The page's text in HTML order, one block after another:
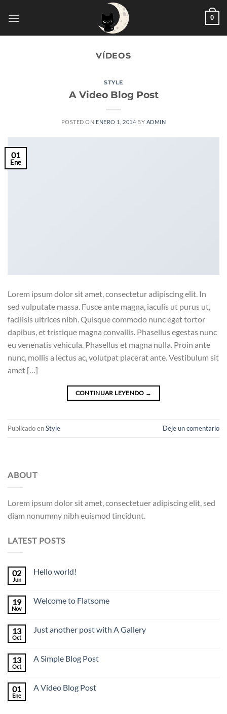
0
VÍDEOS
STYLE
A Video Blog Post
POSTED ON ENERO 1, 2014 BY ADMIN
01
Ene
Lorem ipsum dolor sit amet, consectetur adipiscing elit. In
sed vulputate massa. Fusce ante magna, iaculis ut purus ut,
facilisis ultrices nibh. Quisque commodo nunc eget tortor
dapibus, et tristique magna convallis. Phasellus egestas nunc
eu venenatis vehicula. Phasellus et magna nulla. Proin ante
nunc, mollis a lectus ac, volutpat placerat ante. Vestibulum sit
amet […]
CONTINUAR LEYENDO →
Publicado enStyle Deje un comentario
ABOUT
Lorem ipsum dolor sit amet, consectetuer adipiscing elit, sed
diam nonummy nibh euismod tincidunt.
LATEST POSTS
02
Jun
Hello world!
19
Nov
Welcome to Flatsome
13
Oct
Just another post with A Gallery
13
Oct
A Simple Blog Post
01
Ene
A Video Blog Post